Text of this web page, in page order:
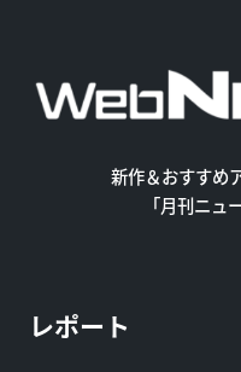
新作＆おすすめ
「月刊ニュ
レポート